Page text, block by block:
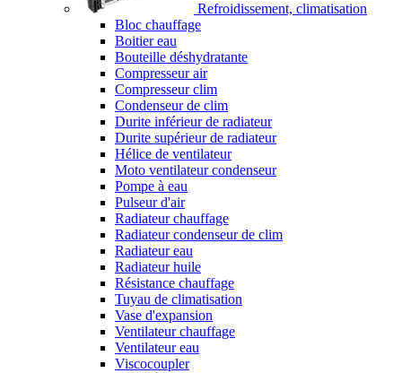
Refroidissement, climatisation
Bloc chauffage
Boitier eau
Bouteille déshydratante
Compresseur air
Compresseur clim
Condenseur de clim
Durite inférieur de radiateur
Durite supérieur de radiateur
Hélice de ventilateur
Moto ventilateur condenseur
Pompe à eau
Pulseur d'air
Radiateur chauffage
Radiateur condenseur de clim
Radiateur eau
Radiateur huile
Résistance chauffage
Tuyau de climatisation
Vase d'expansion
Ventilateur chauffage
Ventilateur eau
Viscocoupler